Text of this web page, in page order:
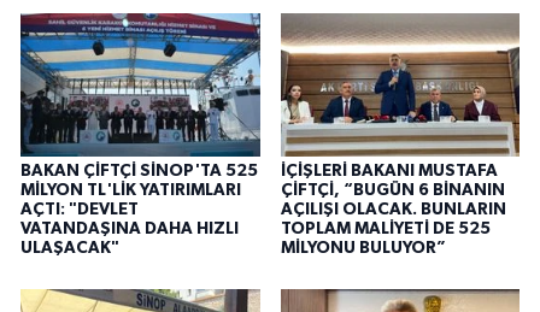
BAKAN ÇİFTÇİ SİNOP'TA 525
MİLYON TL'LİK YATIRIMLARI
AÇTI: "DEVLET
VATANDAŞINA DAHA HIZLI
ULAŞACAK"
İÇİŞLERİ BAKANI MUSTAFA
ÇİFTÇİ, “BUGÜN 6 BİNANIN
AÇILIŞI OLACAK. BUNLARIN
TOPLAM MALİYETİ DE 525
MİLYONU BULUYOR”